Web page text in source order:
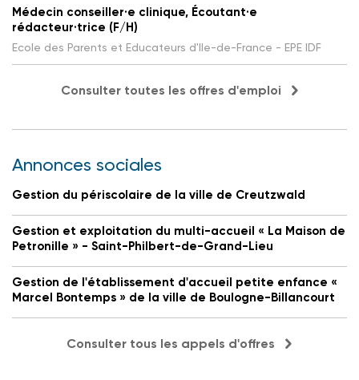
Médecin conseiller·e clinique, Écoutant·e
rédacteur·trice (F/H)
Ecole des Parents et Educateurs d'Ile-de-France - EPE IDF
Consulter toutes les offres d'emploi
Annonces sociales
Gestion du périscolaire de la ville de Creutzwald
Gestion et exploitation du multi-accueil « La Maison de
Petronille » - Saint-Philbert-de-Grand-Lieu
Gestion de l'établissement d'accueil petite enfance «
Marcel Bontemps » de la ville de Boulogne-Billancourt
Consulter tous les appels d'offres